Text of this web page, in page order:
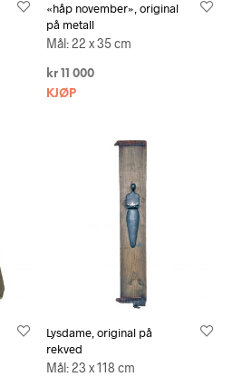
«håp november», original
på metall
Mål: 22 x 35 cm
kr11 000
KJØP
Lysdame, original på
rekved
Mål: 23 x 118 cm